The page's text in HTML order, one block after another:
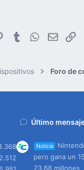
PinterestTumblr WhatsApp
Email
Foro de
Último
Noticia
pero gana un
23,68 millones